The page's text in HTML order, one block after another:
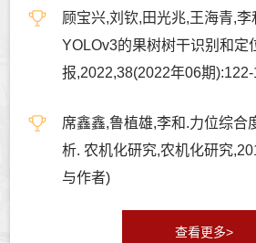
顾宝兴,刘钦,田光兆,王海青,
YOLOv3的果树树干识别和定
报,2022,38(2022年06期
席鑫鑫,鲁植雄,李和.力位综合
析. 农机化研究,农机化研究
与作者)
查看更多>